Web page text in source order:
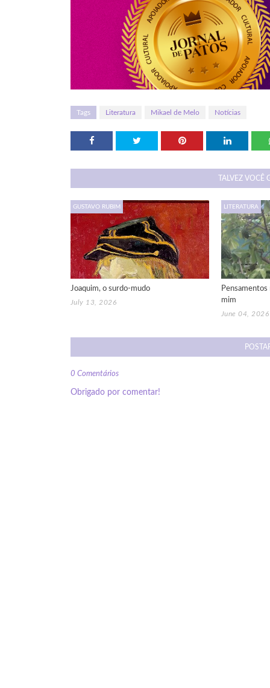
Tags Literatura Mikael de Melo Notícias
TALVEZ VOCÊ
GUSTAVO RUBIM
Joaquim, o surdo-mudo
July 13, 2026
LITERATURA
mim
June 04, 2026
0 Comentários
Obrigado por comentar!